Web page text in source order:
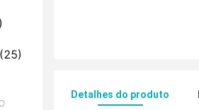
(25)
Detalhes do produto